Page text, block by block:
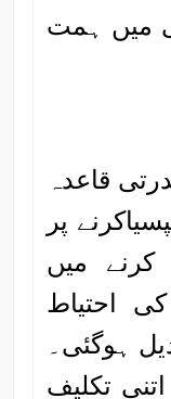
میں ہمت
قاعدہ
پر
میں
احتیاط
ہوگئی۔
تکلیف